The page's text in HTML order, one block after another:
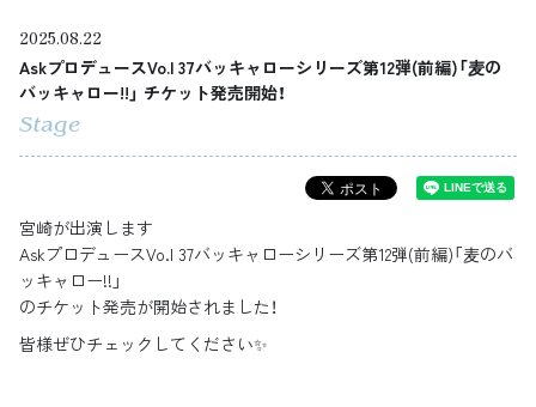
2025.08.22
AskプロデュースVo.l 37バッキャローシリーズ第12弾(前編)「⻨の
バッキャロー!!」 チケット発売開始！
Stage
宮崎が出演します
AskプロデュースVo.l 37バッキャローシリーズ第12弾(前編)「⻨のバ
ッキャロー!!」
のチケット発売が開始されました！
皆様ぜひチェックしてください✨